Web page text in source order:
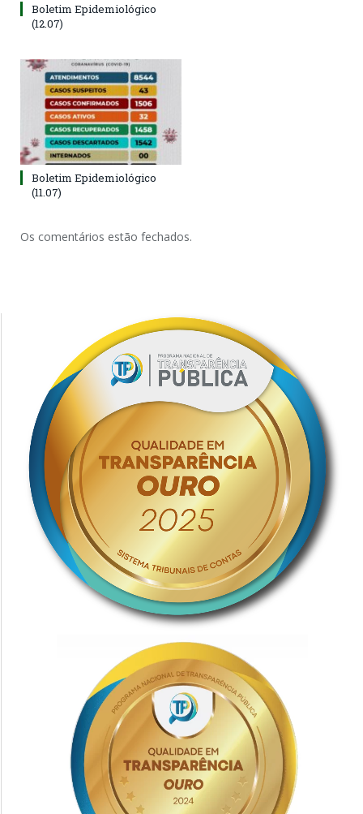
Boletim Epidemiológico
(12.07)
Boletim Epidemiológico
(11.07)
Os comentários estão fechados.